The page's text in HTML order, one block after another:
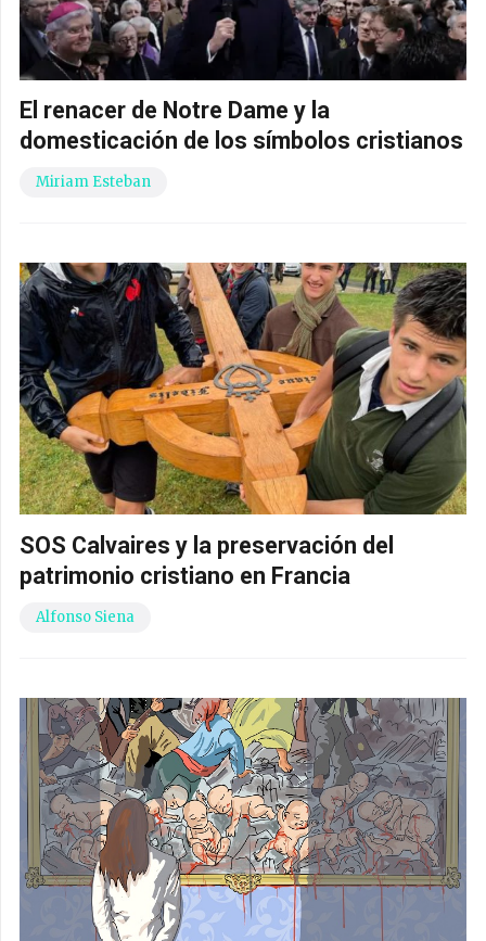
El renacer de Notre Dame y la
domesticación de los símbolos cristianos
Miriam Esteban
SOS Calvaires y la preservación del
patrimonio cristiano en Francia
Alfonso Siena